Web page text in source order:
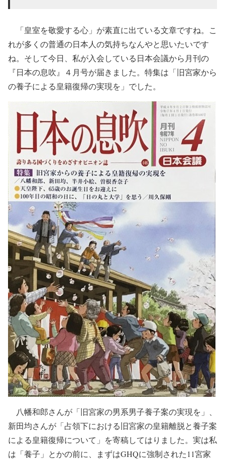
「皇室を敬愛する心」が素直に出ている文章ですね。こ
れが多くの普通の日本人の気持ちなんやと思いたいです
ね。そして今日、私が入会している日本会議から月刊の
『日本の息吹』４月号が届きました。特集は「旧宮家から
の養子による皇籍復帰の実現を」でした。
八幡和郎さんが「旧宮家の男系男子養子案の実現を」、
新田均さんが「占領下における旧宮家の皇籍離脱と養子案
による皇籍復帰について」を寄稿してはりました。実は私
は「養子」とかの前に、まずはGHQに強制された11宮家